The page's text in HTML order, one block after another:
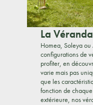
La
Homea, Soleya
configurations de
profiter, en
varie mais pas
que les
fonction de
extérieure, nos